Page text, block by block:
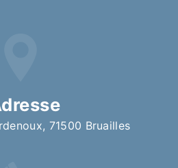
71500 Bruailles